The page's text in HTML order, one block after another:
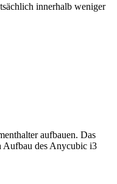
innerhalb weniger
aufbauen. Das
Aufbau des Anycubic i3